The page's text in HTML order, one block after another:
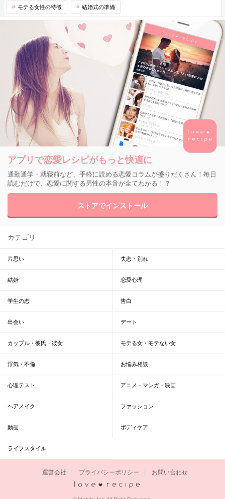
モテる女性の特徴 結婚式の準備
アプリで恋愛レシピがもっと快適に
通勤通学・就寝前など、手軽に読める恋愛コラムが盛りだくさん！毎日
読むだけで、恋愛に関する男性の本音が全てわかる！？
ストアでインストール
カテゴリ
片思い 失恋・別れ
結婚 恋愛心理
学生の恋 告白
出会い デート
カップル・彼氏・彼女 モテる女・モテない女
浮気・不倫 お悩み相談
心理テスト アニメ・マンガ・映画
ヘアメイク ファッション
動画 ボディケア
ライフスタイル
運営会社 プライバシーポリシー お問い合わせ